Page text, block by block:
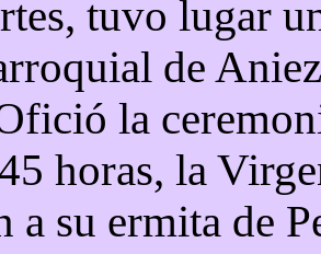
tuvo lugar
de
la
horas, la
a su ermita de